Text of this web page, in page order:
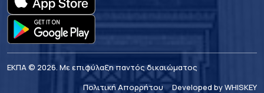
ΕΚΠΑ © 2026. Με επιφύλαξη παντός δικαιώματος
Πολιτική Απορρήτου
Developed by WHISKEY